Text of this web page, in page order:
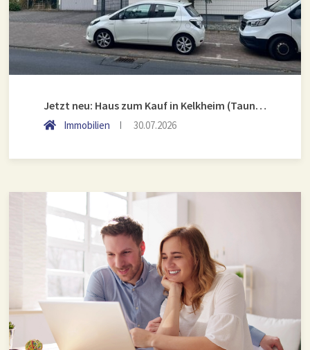
Jetzt neu: Haus zum Kauf in Kelkheim (Taunus)
Immobilien 30.07.2026